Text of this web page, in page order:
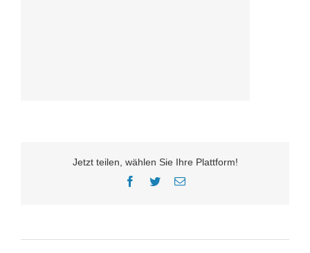
Jetzt teilen, wählen Sie Ihre Plattform!
Facebook
TwitterE-